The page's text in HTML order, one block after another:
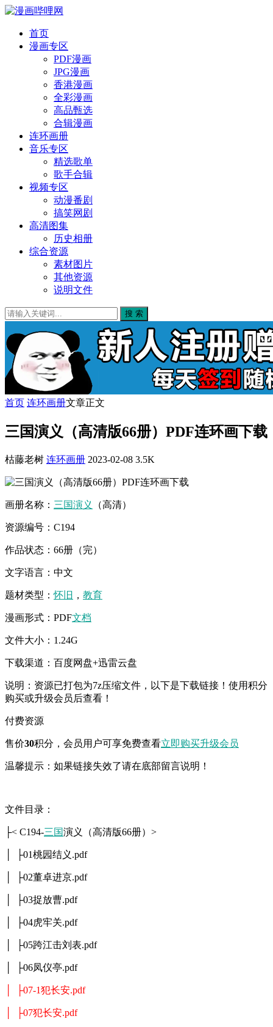
首页
漫画专区
PDF漫画
JPG漫画
香港漫画
全彩漫画
高品甄选
合辑漫画
连环画册
音乐专区
精选歌单
歌手合辑
视频专区
动漫番剧
搞笑网剧
高清图集
历史相册
综合资源
素材图片
其他资源
说明文件
搜 索
首页 连环画册文章正文
三国演义（高清版66册）PDF连环画下载
枯藤老树 连环画册 2023-02-08 3.5K
画册名称： 三国演义 （高清）
资源编号：C194
作品状态：66册（完）
文字语言：中文
题材类型：怀旧 ， 教育
漫画形式：PDF文档
文件大小：1.24G
下载渠道：百度网盘+迅雷云盘
说明：资源已打包为7z压缩文件，以下是下载链接！使用积分
购买或升级会员后查看！
付费资源
售价30积分 ，会员用户可享免费查看立即购买升级会员
温馨提示：如果链接失效了请在底部留言说明！
文件目录：
├< C194-三国演义（高清版66册）>
│ ├01桃园结义.pdf
│ ├02董卓进京.pdf
│ ├03捉放曹.pdf
│ ├04虎牢关.pdf
│ ├05跨江击刘表.pdf
│ ├06凤仪亭.pdf
│ ├07-1犯长安.pdf
│ ├07犯长安.pdf